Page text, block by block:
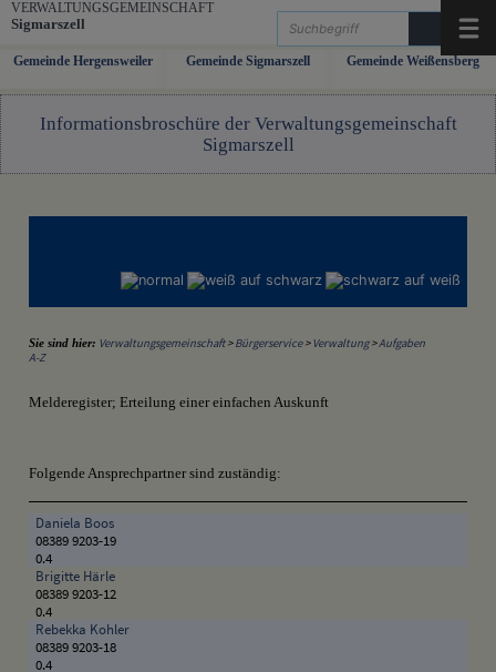
Zum Inhalt,zur Navigationoderzur Startseite springen.
VERWALTUNGSGEMEINSCHAFT
Sigmarszell
Gemeinde Hergensweiler Gemeinde Sigmarszell Gemeinde Weißensberg
Informationsbroschüre der Verwaltungsgemeinschaft
Sigmarszell
Sie sind hier: Verwaltungsgemeinschaft>Bürgerservice> Verwaltung>Aufgaben
A-Z
Melderegister; Erteilung einer einfachen Auskunft
Folgende Ansprechpartner sind zuständig:
Daniela Boos
08389 9203-19
0.4
Brigitte Härle
08389 9203-12
0.4
Rebekka Kohler
08389 9203-18
0.4